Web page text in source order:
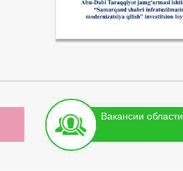
Вакансии области